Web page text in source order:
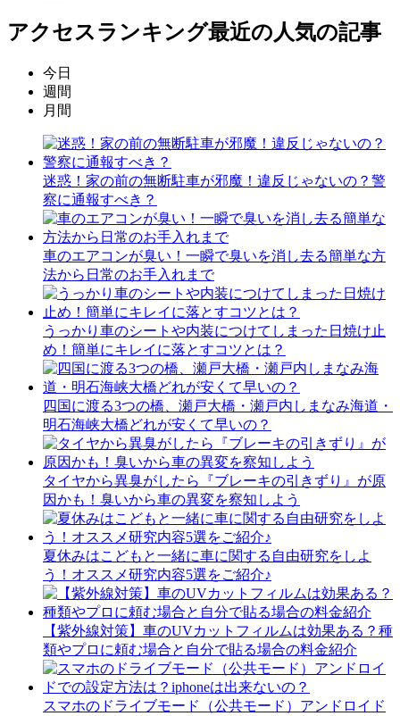
アクセスランキング最近の人気の記事
今日
週間
月間
迷惑！家の前の無断駐車が邪魔！違反じゃないの？警
察に通報すべき？
車のエアコンが臭い！一瞬で臭いを消し去る簡単な方
法から日常のお手入れまで
うっかり車のシートや内装につけてしまった日焼け止
め！簡単にキレイに落とすコツとは？
四国に渡る3つの橋、瀬戸大橋・瀬戸内しまなみ海道・
明石海峡大橋どれが安くて早いの？
タイヤから異臭がしたら『ブレーキの引きずり』が原
因かも！臭いから車の異変を察知しよう
夏休みはこどもと一緒に車に関する自由研究をしよ
う！オススメ研究内容5選をご紹介♪
【紫外線対策】車のUVカットフィルムは効果ある？種
類やプロに頼む場合と自分で貼る場合の料金紹介
スマホのドライブモード（公共モード）アンドロイド